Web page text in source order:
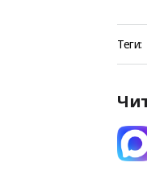
Теги: